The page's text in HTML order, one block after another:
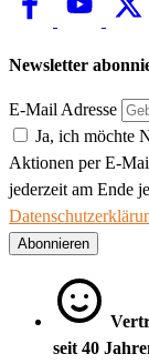
Newsletter
E-Mail Adresse
Ja, ich möchte
Aktionen per E-
jederzeit am Ende
Abonnieren
seit 40